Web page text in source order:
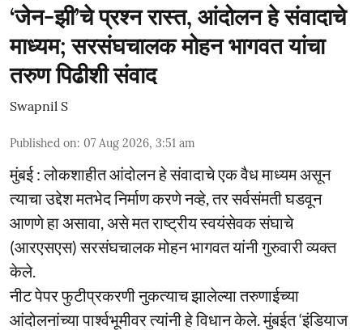
‘जेन-झी’चे प्रश्न रास्त, आंदोलन हे संवादाचे
माध्यम; सरसंघचालक मोहन भागवत यांचा
तरुण पिढीशी संवाद
Swapnil S
Published on: 07 Aug 2026, 3:51 am
मुंबई : लोकशाहीत आंदोलन हे संवादाचे एक वैध माध्यम असून
त्याचा उद्देश मतभेद निर्माण करणे नव्हे, तर सर्वसंमती घडवून
आणणे हा असावा, असे मत राष्ट्रीय स्वयंसेवक संघाचे
(आरएसएस) सरसंघचालक मोहन भागवत यांनी गुरुवारी व्यक्त
केले.
नीट पेपर फुटीप्रकरणी नुकत्याच झालेल्या तरुणाईच्या
आंदोलनांच्या पार्श्वभूमीवर त्यांनी हे विधान केले. मुंबईत ‘इंडियाज